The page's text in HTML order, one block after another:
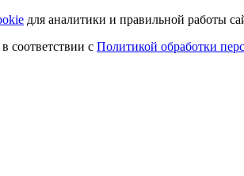
для аналитики и правильной работы
соответствии с Политикой обработки